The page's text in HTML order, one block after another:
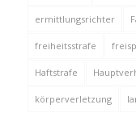
ermittlungsrichter
freiheitsstrafe
Haftstrafe
körperverletzung